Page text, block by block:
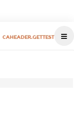
CAHEADER.GETTEST